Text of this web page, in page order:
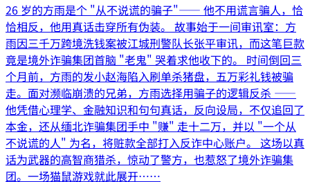
26 岁的方雨是个 "从不说谎的骗子"—— 他不用谎言骗人，恰
恰相反，他用真话击穿所有伪装。 故事始于一间审讯室：方
雨因三千万跨境洗钱案被江城刑警队长张平审讯，而这笔巨款
竟是境外诈骗集团首脑 "老鬼" 哭着求他收下的。 时间倒回三
个月前，方雨的发小赵海陷入刷单杀猪盘，五万彩礼钱被骗
走。面对濒临崩溃的兄弟，方雨选择用骗子的逻辑反杀 ——
他凭借心理学、金融知识和句句真话，反向设局，不仅追回了
本金，还从缅北诈骗集团手中 "赚" 走十二万，并以 "一个从
不说谎的人" 为名，将赃款全部打入反诈中心账户。 这场以真
话为武器的高智商猎杀，惊动了警方，也惹怒了境外诈骗集
团。一场猫鼠游戏就此展开……